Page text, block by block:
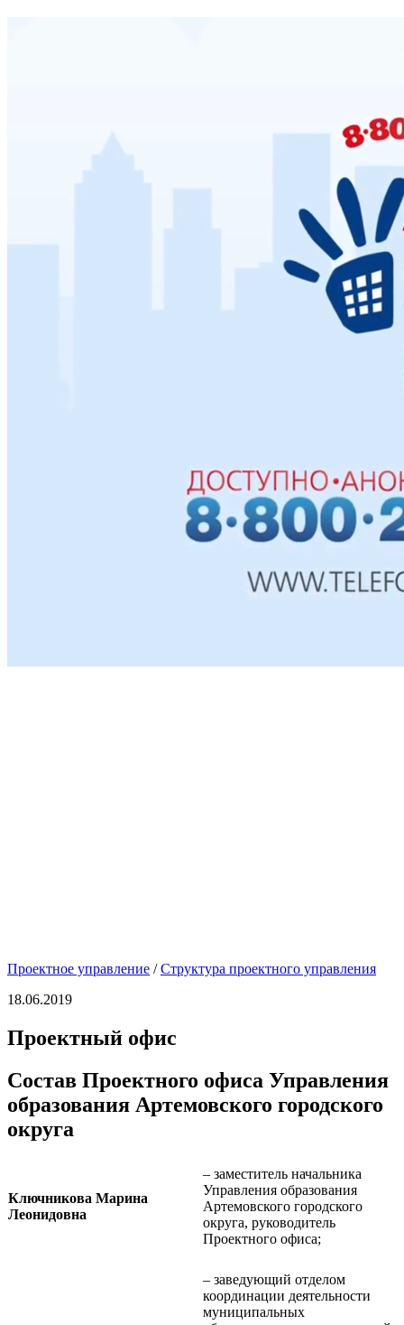
Проектное управление /Структура проектного управления
18.06.2019
Проектный офис
Состав Проектного офиса Управления
образования Артемовского городского
округа
Ключникова Марина
Леонидовна
– заместитель начальника
Управления образования
Артемовского городского
округа, руководитель
Проектного офиса;
– заведующий отделом
координации деятельности
муниципальных